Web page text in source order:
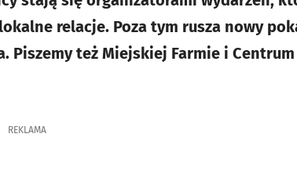
relacje. Poza tym rusza nowy
też Miejskiej Farmie i
REKLAMA